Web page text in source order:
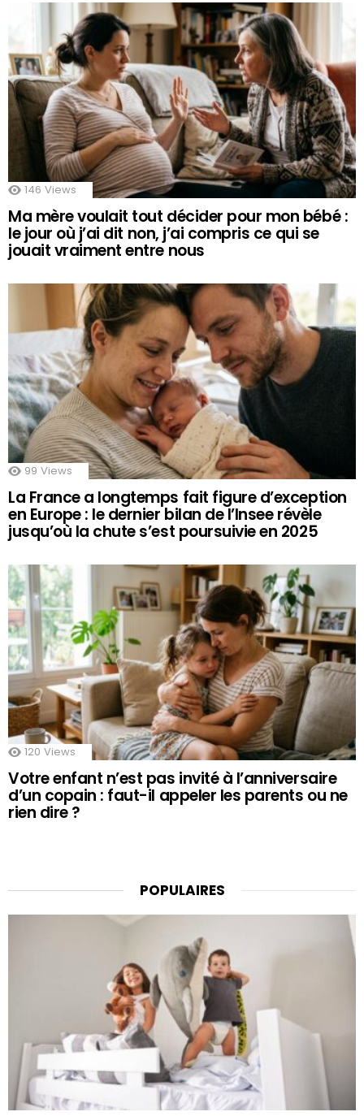
146 Views
Ma mère voulait tout décider pour mon bébé :
le jour où j’ai dit non, j’ai compris ce qui se
jouait vraiment entre nous
99 Views
La France a longtemps fait figure d’exception
en Europe : le dernier bilan de l’Insee révèle
jusqu’où la chute s’est poursuivie en 2025
120 Views
Votre enfant n’est pas invité à l’anniversaire
d’un copain : faut-il appeler les parents ou ne
rien dire ?
POPULAIRES